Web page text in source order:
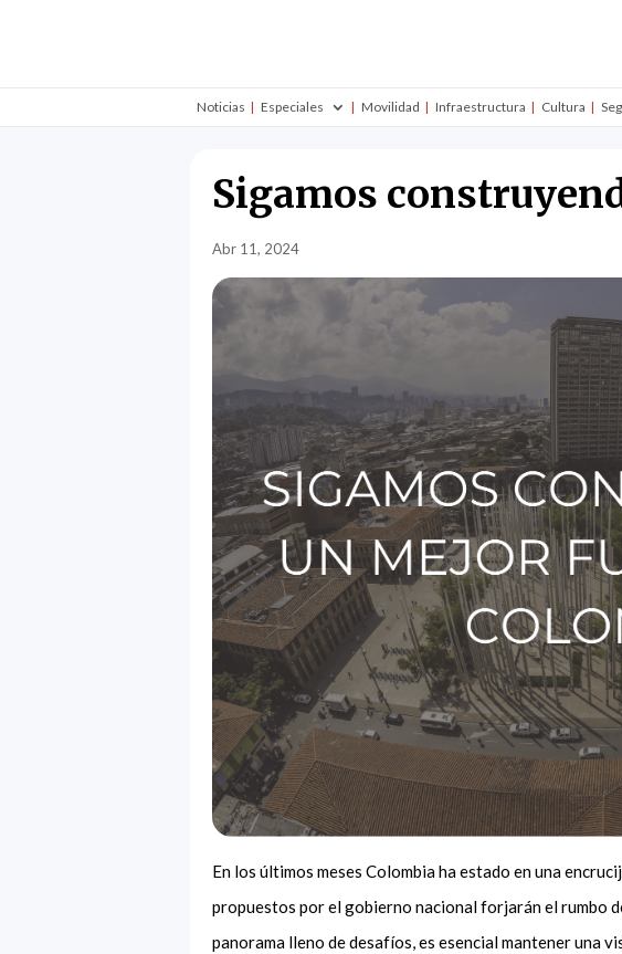
Noticias Especiales Movilidad Infraestructura Cultura
Sigamos
Abr 11, 2024
En los últimos meses Colombia ha estado en una
propuestos por el gobierno nacional forjarán el rumbo
panorama lleno de desafíos, es esencial mantener una